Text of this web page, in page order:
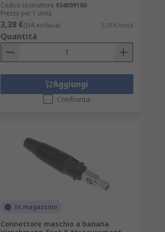
Codice costruttore 934099100-
Prezzo per 1 unità
3,38 €(IVA esclusa) 3,38 €/unità
Quantità
Aggiungi
Confronta
In magazzino
Connettore maschio a banana